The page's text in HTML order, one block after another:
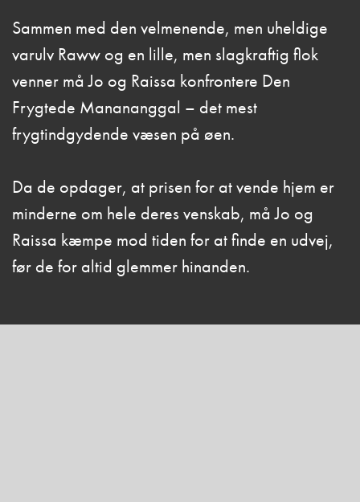
Sammen med den velmenende, men uheldige
varulv Raww og en lille, men slagkraftig flok
venner må Jo og Raissa konfrontere Den
Frygtede Manananggal – det mest
frygtindgydende væsen på øen.
Da de opdager, at prisen for at vende hjem er
minderne om hele deres venskab, må Jo og
Raissa kæmpe mod tiden for at finde en udvej,
før de for altid glemmer hinanden.